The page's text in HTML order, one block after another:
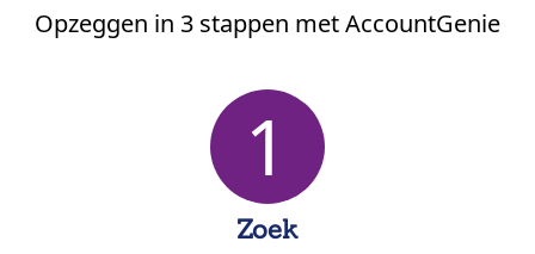
Opzeggen in 3 stappen met AccountGenie
1
Zoek